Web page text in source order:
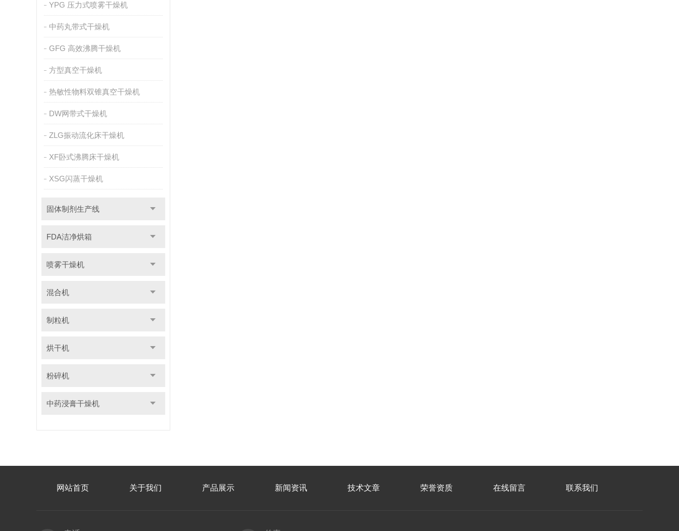
YPG 压力式喷雾干燥机
中药丸带式干燥机
GFG 高效沸腾干燥机
方型真空干燥机
热敏性物料双锥真空干燥机
DW网带式干燥机
ZLG振动流化床干燥机
XF卧式沸腾床干燥机
XSG闪蒸干燥机
固体制剂生产线
FDA洁净烘箱
喷雾干燥机
混合机
制粒机
烘干机
粉碎机
中药浸膏干燥机
网站首页 关于我们 产品展示 新闻资讯 技术文章 荣誉资质 在线留言 联系我们